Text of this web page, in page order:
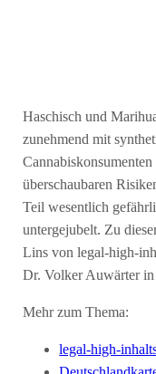
Haschisch und
zunehmend mit
überschaubaren
Teil wesentlich
untergejubelt. Zu
Lins von legal-high-
Dr. Volker Auwärter
Mehr zum Thema:
legal-high-